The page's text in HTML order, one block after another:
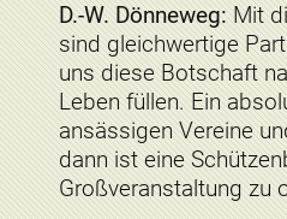
D.-W. Dönneweg: Mit
sind gleichwertige
uns diese Botschaft
Leben füllen. Ein
ansässigen Vereine
dann ist eine
Großveranstaltung zu